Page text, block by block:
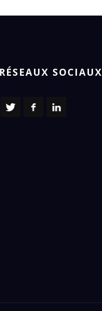
RÉSEAUX SOCIAUX